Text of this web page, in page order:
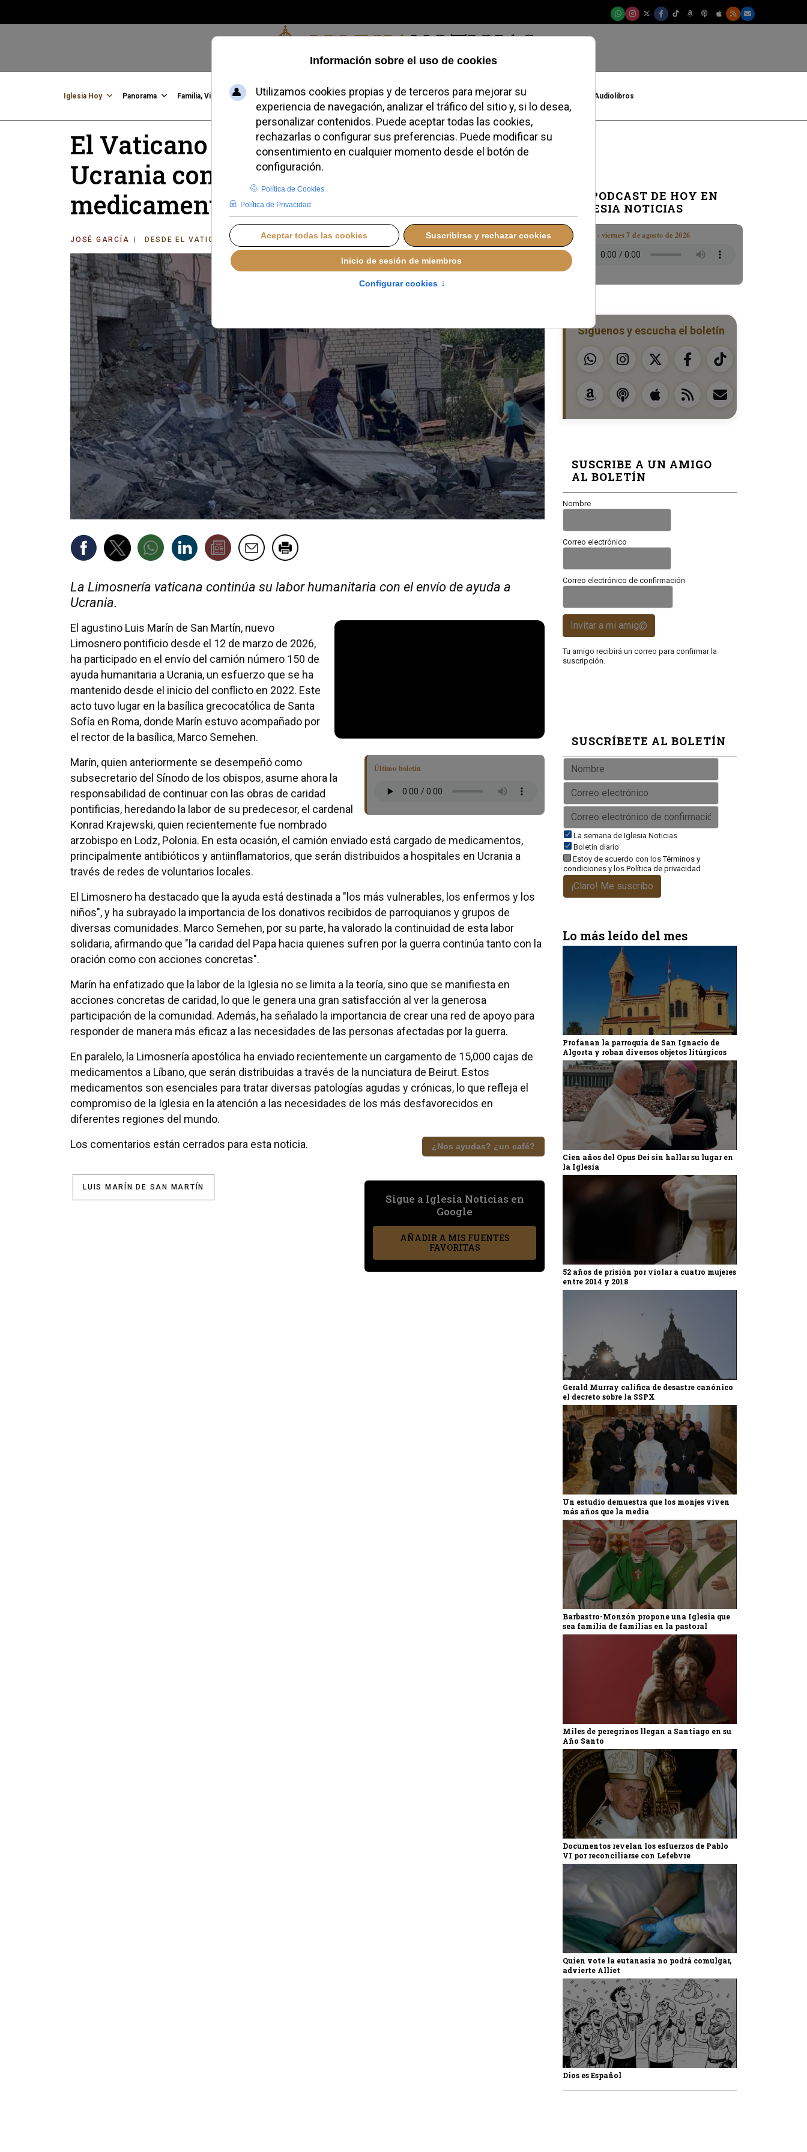
Viernes, 07 de agosto de 2026
Iglesia Hoy Panorama Familia, Vida, Identidad Credofobiómetro Blogs Temas Buscar #JovenesConFe Podcast Audiolibros
El Vaticano refuerza su ayuda a
Ucrania con un nuevo envío de
medicamentos
JOSÉ GARCÍA DESDE EL VATICANO DOMINGO, 26 ABRIL 2026 15:20
La Limosnería vaticana continúa su labor humanitaria con el envío de ayuda a
Ucrania.
El agustino Luis Marín de San Martín, nuevo
Limosnero pontificio desde el 12 de marzo de 2026,
ha participado en el envío del camión número 150 de
ayuda humanitaria a Ucrania, un esfuerzo que se ha
mantenido desde el inicio del conflicto en 2022. Este
acto tuvo lugar en la basílica grecocatólica de Santa
Sofía en Roma, donde Marín estuvo acompañado por
el rector de la basílica, Marco Semehen.
Último boletín
Marín, quien anteriormente se desempeñó como
subsecretario del Sínodo de los obispos, asume ahora la
responsabilidad de continuar con las obras de caridad
pontificias, heredando la labor de su predecesor, el cardenal
Konrad Krajewski, quien recientemente fue nombrado
arzobispo en Lodz, Polonia. En esta ocasión, el camión enviado está cargado de medicamentos,
principalmente antibióticos y antiinflamatorios, que serán distribuidos a hospitales en Ucrania a
través de redes de voluntarios locales.
El Limosnero ha destacado que la ayuda está destinada a "los más vulnerables, los enfermos y los
niños", y ha subrayado la importancia de los donativos recibidos de parroquianos y grupos de
diversas comunidades. Marco Semehen, por su parte, ha valorado la continuidad de esta labor
solidaria, afirmando que "la caridad del Papa hacia quienes sufren por la guerra continúa tanto con la
oración como con acciones concretas".
Marín ha enfatizado que la labor de la Iglesia no se limita a la teoría, sino que se manifiesta en
acciones concretas de caridad, lo que le genera una gran satisfacción al ver la generosa
participación de la comunidad. Además, ha señalado la importancia de crear una red de apoyo para
responder de manera más eficaz a las necesidades de las personas afectadas por la guerra.
En paralelo, la Limosnería apostólica ha enviado recientemente un cargamento de 15,000 cajas de
medicamentos a Líbano, que serán distribuidas a través de la nunciatura de Beirut. Estos
medicamentos son esenciales para tratar diversas patologías agudas y crónicas, lo que refleja el
compromiso de la Iglesia en la atención a las necesidades de los más desfavorecidos en
diferentes regiones del mundo.
¿Nos ayudas? ¿un café?
Los comentarios están cerrados para esta noticia.
Sigue a Iglesia Noticias en
Google
AÑADIR A MIS FUENTES
FAVORITAS
LUIS MARÍN DE SAN MARTÍN
EL PODCAST DE HOY EN
IGLESIA NOTICIAS
Boletín · viernes 7 de agosto de 2026
Síguenos y escucha el boletín
SUSCRIBE A UN AMIGO
AL BOLETÍN
Nombre
Correo electrónico
Correo electrónico de confirmación
Invitar a mi amig@
Tu amigo recibirá un correo para confirmar la
suscripción.
SUSCRÍBETE AL BOLETÍN
La semana de Iglesia Noticias
Boletín diario
Estoy de acuerdo con losTérminos y
condiciones y los Política de privacidad
¡Claro! Me suscribo
Lo más leído del mes
Profanan la parroquia de San Ignacio de
Algorta y roban diversos objetos litúrgicos
Cien años del Opus Dei sin hallar su lugar en
la Iglesia
52 años de prisión por violar a cuatro mujeres
entre 2014 y 2018
Gerald Murray califica de desastre canónico
el decreto sobre la SSPX
Un estudio demuestra que los monjes viven
más años que la media
Barbastro-Monzón propone una Iglesia que
sea familia de familias en la pastoral
Miles de peregrinos llegan a Santiago en su
Año Santo
Documentos revelan los esfuerzos de Pablo
VI por reconciliarse con Lefebvre
Quien vote la eutanasia no podrá comulgar,
advierte Alliet
Dios es Español